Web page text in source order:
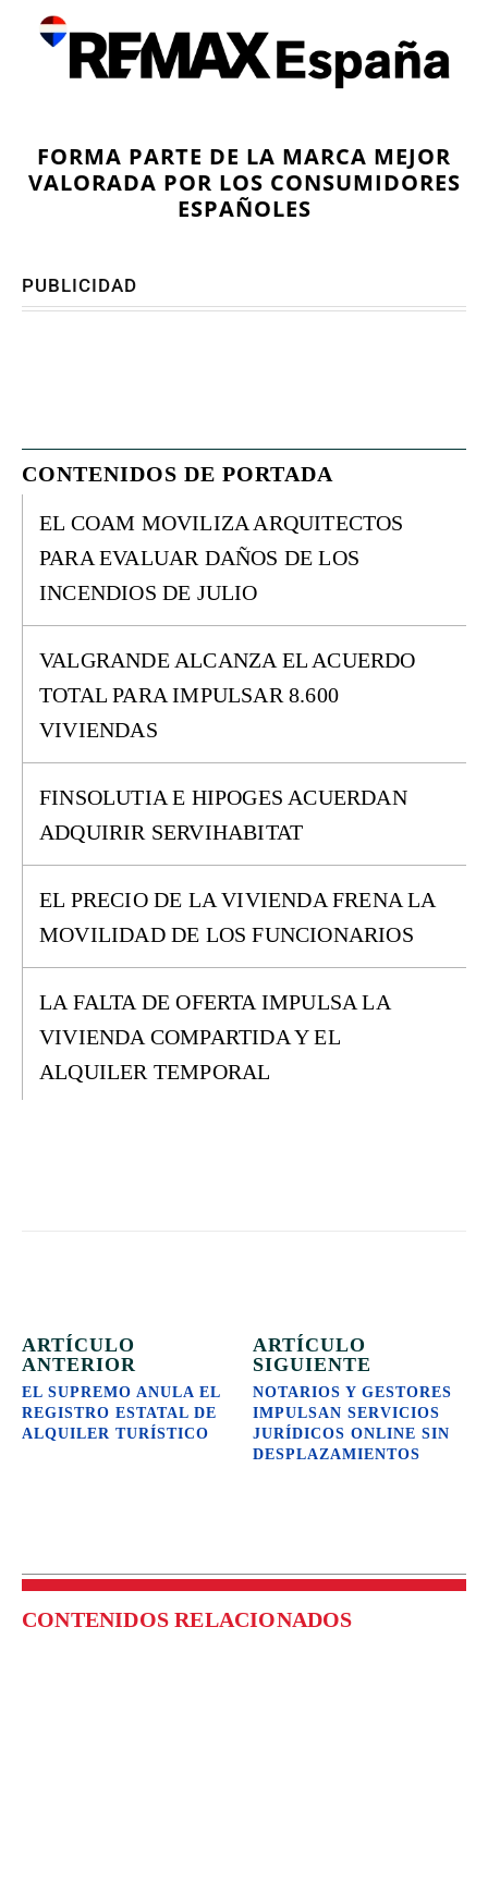
FORMA PARTE DE LA MARCA MEJOR
VALORADA POR LOS CONSUMIDORES
ESPAÑOLES
PUBLICIDAD
CONTENIDOS DE PORTADA
EL COAM MOVILIZA ARQUITECTOS
PARA EVALUAR DAÑOS DE LOS
INCENDIOS DE JULIO
VALGRANDE ALCANZA EL ACUERDO
TOTAL PARA IMPULSAR 8.600
VIVIENDAS
FINSOLUTIA E HIPOGES ACUERDAN
ADQUIRIR SERVIHABITAT
EL PRECIO DE LA VIVIENDA FRENA LA
MOVILIDAD DE LOS FUNCIONARIOS
LA FALTA DE OFERTA IMPULSA LA
VIVIENDA COMPARTIDA Y EL
ALQUILER TEMPORAL
ARTÍCULO
ANTERIOR
EL SUPREMO ANULA EL
REGISTRO ESTATAL DE
ALQUILER TURÍSTICO
ARTÍCULO
SIGUIENTE
NOTARIOS Y GESTORES
IMPULSAN SERVICIOS
JURÍDICOS ONLINE SIN
DESPLAZAMIENTOS
CONTENIDOS RELACIONADOS